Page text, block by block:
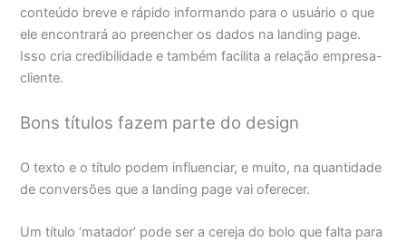
conteúdo breve e rápido informando para o usuário o que
ele encontrará ao preencher os dados na landing page.
Isso cria credibilidade e também facilita a relação empresa-
cliente.
Bons títulos fazem parte do design
O texto e o título podem influenciar, e muito, na quantidade
de conversões que a landing page vai oferecer.
Um título ‘matador’ pode ser a cereja do bolo que falta para